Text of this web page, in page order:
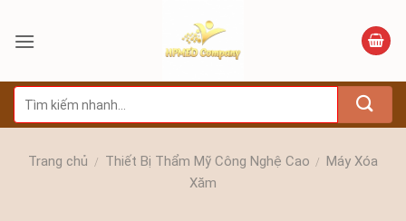
qua
dung
kiếm:
Trang chủ / Thiết Bị Thẩm Mỹ Công Nghệ Cao / Máy Xóa
Xăm